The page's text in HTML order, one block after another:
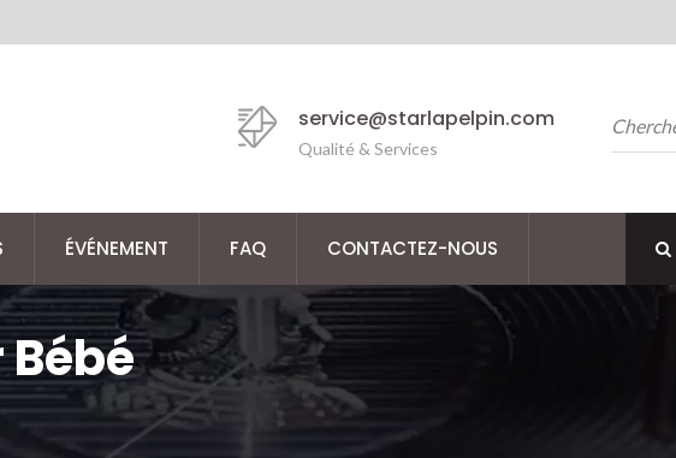
service@starlapelpin.com
Qualité & Services
ÉVÉNEMENT FAQ CONTACTEZ-NOUS